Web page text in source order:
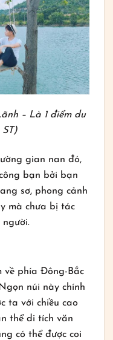
– Là 1 điểm du
gian nan đó,
bạn bởi bạn
sơ, phong cảnh
mà chưa bị tác
về phía Đông-Bắc
núi này chính
ta với chiều cao
thể di tích văn
có thể được coi